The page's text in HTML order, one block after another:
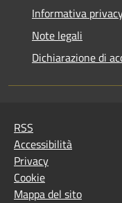
Informativa
Note legali
Dichiarazione di
RSS
Accessibilità
Privacy
Cookie
Mappa del sito